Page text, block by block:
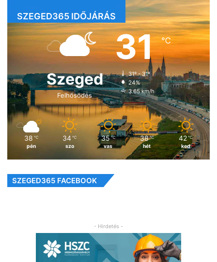
SZEGED365 IDŐJÁRÁS
Szeged
Felhősödés
31℃
31º - 31º
24%
3.65 km/h
38 ℃
pén
34 ℃
szo
35 ℃
vas
38 ℃
hét
42 ℃
ked
SZEGED365 FACEBOOK
- Hirdetés -